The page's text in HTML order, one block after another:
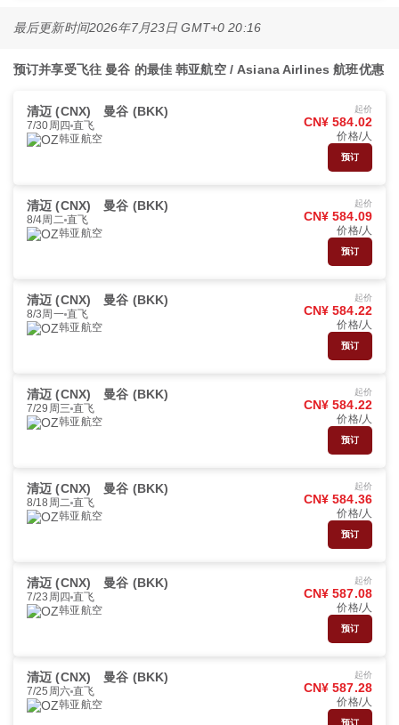
最后更新时间2026年7月23日 GMT+0 20:16
预订并享受飞往 曼谷 的最佳 韩亚航空 / Asiana Airlines 航班优惠
清迈 (CNX) 曼谷 (BKK)
7/30周四 直飞
韩亚航空
起价
CN¥ 584.02
价格/人
预订
清迈 (CNX) 曼谷 (BKK)
8/4周二 直飞
韩亚航空
起价
CN¥ 584.09
价格/人
预订
清迈 (CNX) 曼谷 (BKK)
8/3周一 直飞
韩亚航空
起价
CN¥ 584.22
价格/人
预订
清迈 (CNX) 曼谷 (BKK)
7/29周三 直飞
韩亚航空
起价
CN¥ 584.22
价格/人
预订
清迈 (CNX) 曼谷 (BKK)
8/18周二 直飞
韩亚航空
起价
CN¥ 584.36
价格/人
预订
清迈 (CNX) 曼谷 (BKK)
7/23周四 直飞
韩亚航空
起价
CN¥ 587.08
价格/人
预订
清迈 (CNX) 曼谷 (BKK)
7/25周六 直飞
韩亚航空
起价
CN¥ 587.28
价格/人
预订